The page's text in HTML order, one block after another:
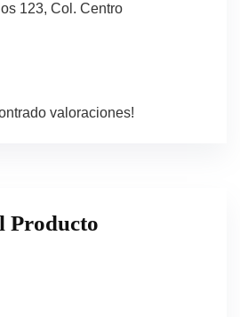
123, Col. Centro
valoraciones!
Producto